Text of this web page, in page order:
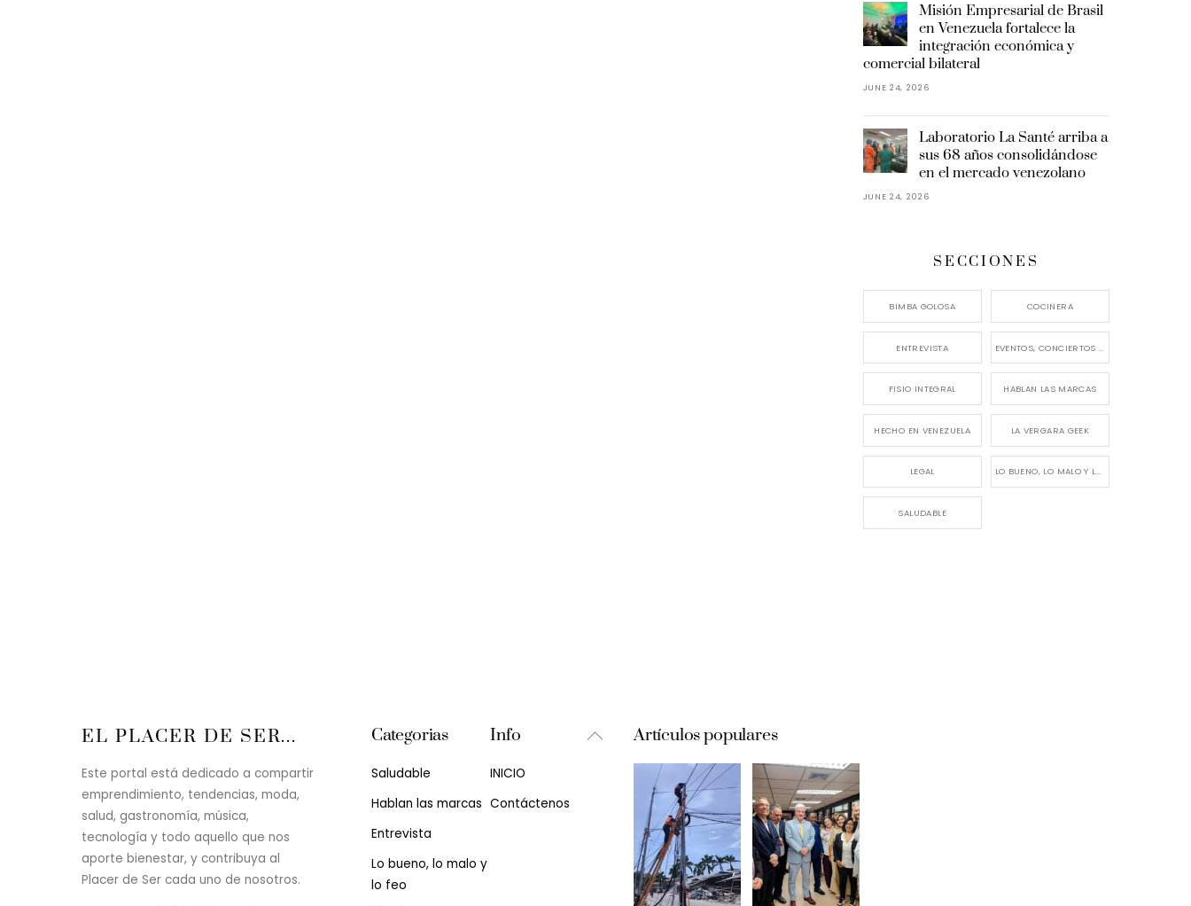
Misión Empresarial de Brasil
en Venezuela fortalece la
integración económica y
comercial bilateral
JUNE 24, 2026
Laboratorio La Santé arriba a
sus 68 años consolidándose
en el mercado venezolano
JUNE 24, 2026
SECCIONES
BIMBA GOLOSA COCINERA
ENTREVISTA
FISIO INTEGRAL HABLAN LAS MARCAS
HECHO EN VENEZUELA LA VERGARA GEEK
LEGAL LO BUENO, LO MALO Y LO FEO
SALUDABLE
Back
EL PLACER DE SER...
Este portal está dedicado a compartir
emprendimiento, tendencias, moda,
salud, gastronomía, música,
tecnología y todo aquello que nos
aporte bienestar, y contribuya al
Placer de Ser cada uno de nosotros.
Categorias
Saludable
Hablan las marcas
Entrevista
Lo bueno, lo malo y
lo feo
Info
INICIO
Contáctenos
Artículos populares